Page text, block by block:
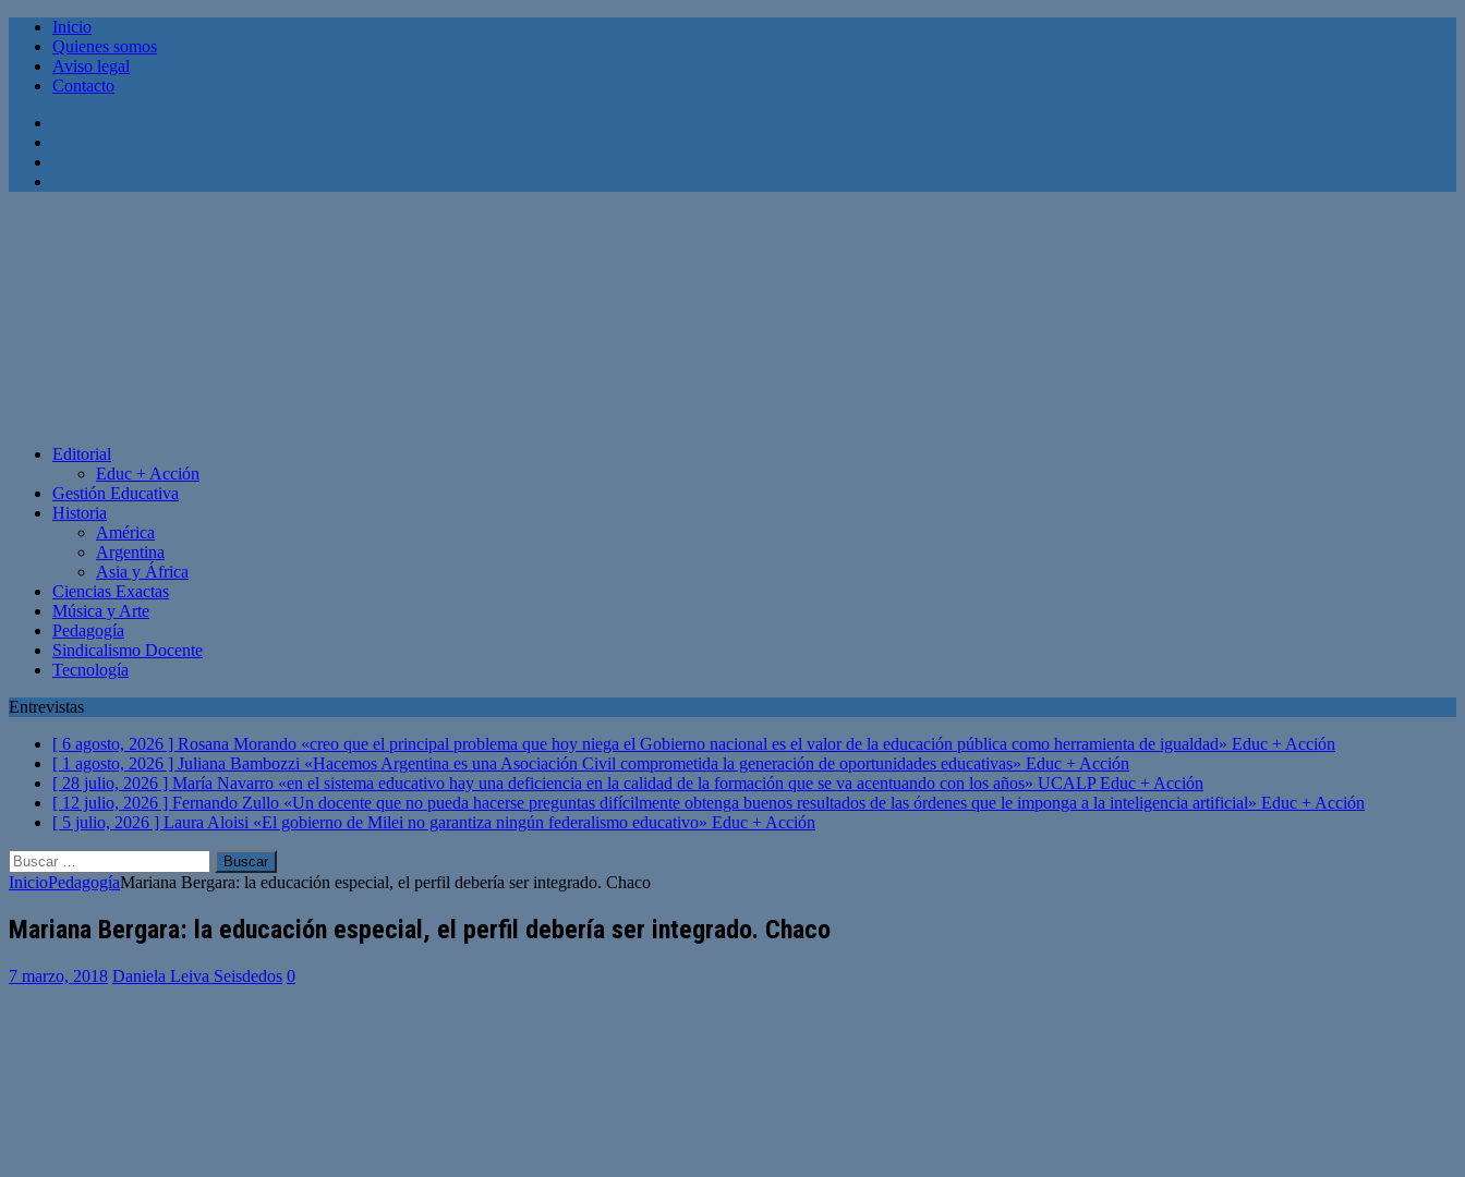
Inicio
Quienes somos
Aviso legal
Contacto
Editorial
Educ + Acción
Gestión Educativa
Historia
América
Argentina
Asia y África
Ciencias Exactas
Música y Arte
Pedagogía
Sindicalismo Docente
Tecnología
Entrevistas
[ 6 agosto, 2026 ] Rosana Morando «creo que el principal problema que hoy niega el Gobierno nacional es el valor de la educación pública como herramienta de igualdad» Educ + Acción
[ 1 agosto, 2026 ] Juliana Bambozzi «Hacemos Argentina es una Asociación Civil comprometida la generación de oportunidades educativas» Educ + Acción
[ 28 julio, 2026 ] María Navarro «en el sistema educativo hay una deficiencia en la calidad de la formación que se va acentuando con los años» UCALPEduc + Acción
[ 12 julio, 2026 ] Fernando Zullo «Un docente que no pueda hacerse preguntas difícilmente obtenga buenos resultados de las órdenes que le imponga a la inteligencia artificial» Educ + Acción
[ 5 julio, 2026 ] Laura Aloisi «El gobierno de Milei no garantiza ningún federalismo educativo» Educ + Acción
Buscar:
InicioPedagogíaMariana Bergara: la educación especial, el perfil debería ser integrado. Chaco
Mariana Bergara: la educación especial, el perfil debería ser integrado. Chaco
7 marzo, 2018 Daniela Leiva Seisdedos 0